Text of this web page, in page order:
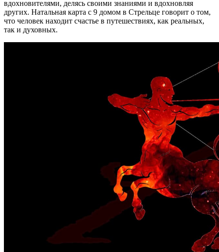
вдохновителями, делясь своими знаниями и вдохновляя
других. Натальная карта с 9 домом в Стрельце говорит о том,
что человек находит счастье в путешествиях, как реальных,
так и духовных.